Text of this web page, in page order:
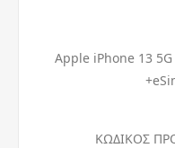
Apple iPhone 13
ΚΩΔΙΚΟΣ